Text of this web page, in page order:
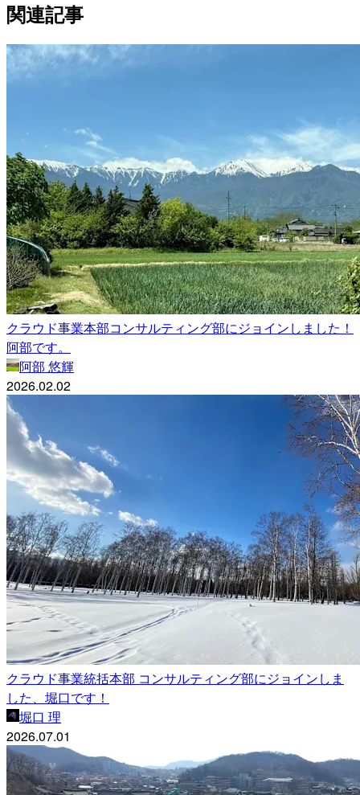
関連記事
クラウド事業本部コンサルティング部にジョインしました！
阿部です。
阿部 悠輝
2026.02.02
クラウド事業統括本部 コンサルティング部にジョインしま
した、堀口です！
堀口 理
2026.07.01